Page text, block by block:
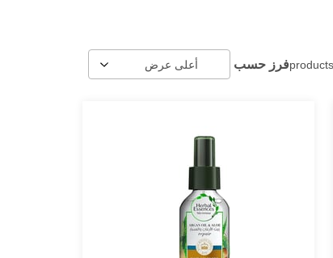
فرز حسب